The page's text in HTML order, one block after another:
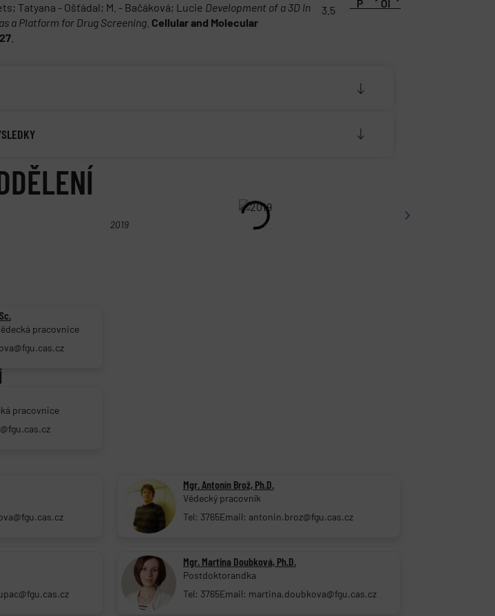
Tatyana - Ošťádal; M. - Bačáková; Lucie Development of a 3D In
a Platform for Drug Screening Cellular and Molecular
3.5
P OI
2019
pracovnice
pracovnice
Mgr. Antonín Brož, Ph.D.
Vědecký pracovník
Tel: 3765Email: antonin.broz@fgu.cas.cz
Mgr. Martina Doubková, Ph.D.
Postdoktorandka
Tel: 3765Email: martina.doubkova@fgu.cas.cz